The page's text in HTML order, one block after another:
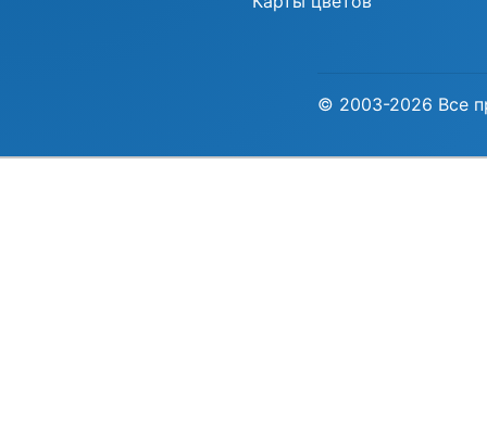
© 2003-2026 Все